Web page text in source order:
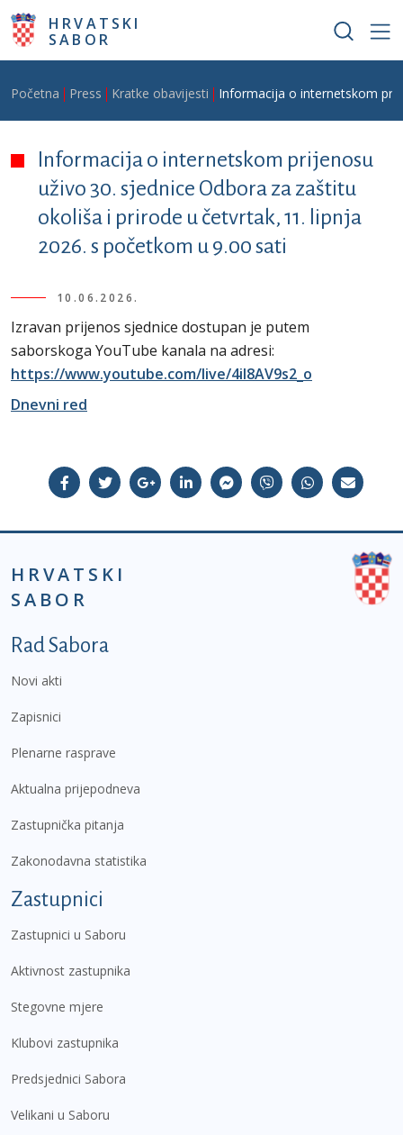
Skoči na glavni sadržaj
HRVATSKI
SABOR
Breadcrumb
Početna Press Kratke obavijesti Informacija o internetskom
Informacija o internetskom prijenosu
uživo 30. sjednice Odbora za zaštitu
okoliša i prirode u četvrtak, 11. lipnja
2026. s početkom u 9.00 sati
10.06.2026.
Izravan prijenos sjednice dostupan je putem
saborskoga YouTube kanala na adresi:
https://www.youtube.com/live/4iI8AV9s2_o
Dnevni red
HRVATSKI
SABOR
Podnožje prvi izbornik
Rad Sabora
Novi akti
Zapisnici
Plenarne rasprave
Aktualna prijepodneva
Zastupnička pitanja
Zakonodavna statistika
Zastupnici
Zastupnici u Saboru
Aktivnost zastupnika
Stegovne mjere
Klubovi zastupnika
Predsjednici Sabora
Velikani u Saboru